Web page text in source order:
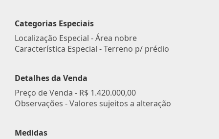
Categorias Especiais
Localização Especial - Área nobre
Característica Especial - Terreno p/ prédio
Detalhes da Venda
Preço de Venda - R$ 1.420.000,00
Observações - Valores sujeitos a alteração
Medidas